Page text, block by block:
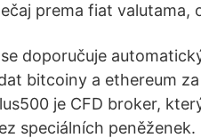
prema fiat valutama,
doporučuje
bitcoiny a ethereum
je CFD broker,
speciálních